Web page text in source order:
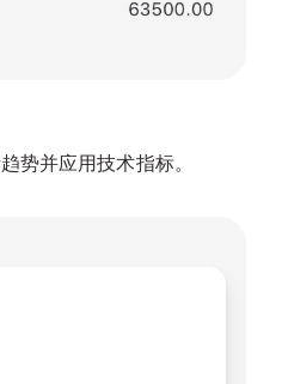
势并应用技术指标。